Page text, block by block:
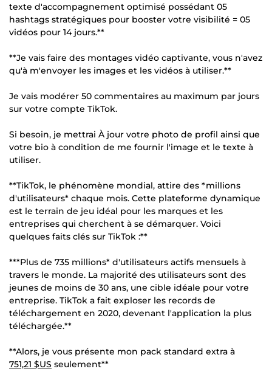
texte d'accompagnement optimisé possédant 05
hashtags stratégiques pour booster votre visibilité = 05
vidéos pour 14 jours.**
**Je vais faire des montages vidéo captivante, vous n'avez
qu'à m'envoyer les images et les vidéos à utiliser.**
Je vais modérer 50 commentaires au maximum par jours
sur votre compte TikTok.
Si besoin, je mettrai À jour votre photo de profil ainsi que
votre bio à condition de me fournir l'image et le texte à
utiliser.
**TikTok, le phénomène mondial, attire des *millions
d'utilisateurs* chaque mois. Cette plateforme dynamique
est le terrain de jeu idéal pour les marques et les
entreprises qui cherchent à se démarquer. Voici
quelques faits clés sur TikTok :**
***Plus de 735 millions* d'utilisateurs actifs mensuels à
travers le monde. La majorité des utilisateurs sont des
jeunes de moins de 30 ans, une cible idéale pour votre
entreprise. TikTok a fait exploser les records de
téléchargement en 2020, devenant l'application la plus
téléchargée.**
**Alors, je vous présente mon pack standard extra à
751,21 $US seulement**